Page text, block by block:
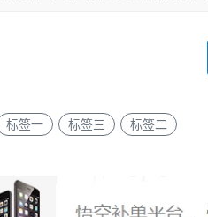
标签一 标签三 标签二